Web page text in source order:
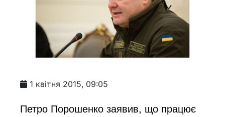
1 квітня 2015, 09:05
Петро Порошенко заявив, що працює